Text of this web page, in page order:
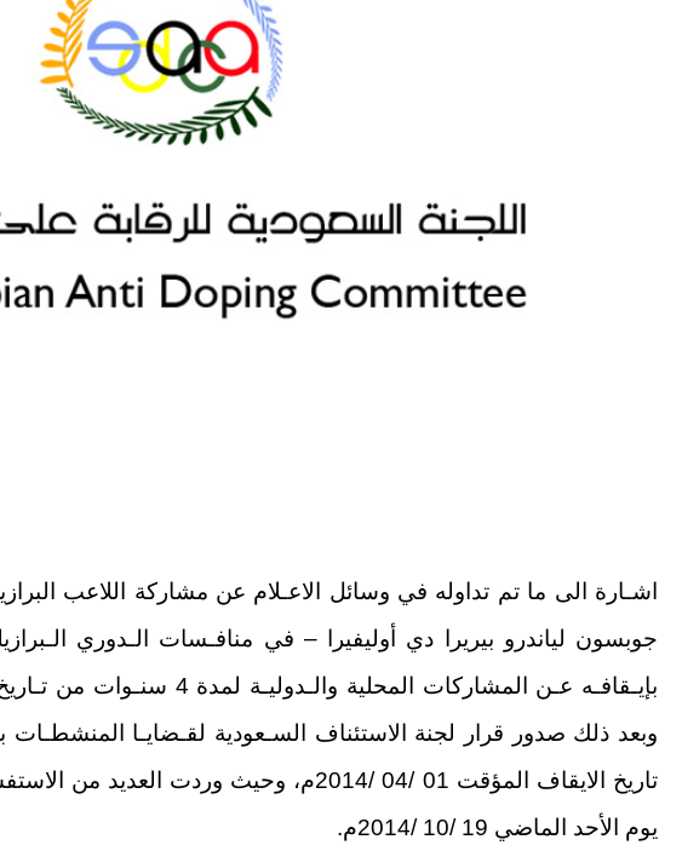
اشـارة الى ما تم تداوله في وسائل الاعـلام عن مشاركة اللاعب
جوبسون لياندرو بيريرا دي أوليفيرا – في منافـسات الـدوري
تاريخ الايقاف المؤقت 01 /04 /2014م، وحيث
يوم الأحد الماضي 19 /10 /2014م.